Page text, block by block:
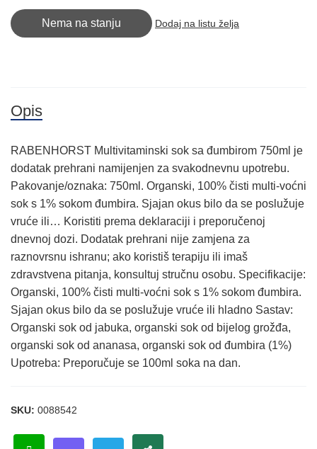
Nema na stanju Dodaj na listu želja
Opis
RABENHORST Multivitaminski sok sa đumbirom 750ml je
dodatak prehrani namijenjen za svakodnevnu upotrebu.
Pakovanje/oznaka: 750ml. Organski, 100% čisti multi-voćni
sok s 1% sokom đumbira. Sjajan okus bilo da se poslužuje
vruće ili… Koristiti prema deklaraciji i preporučenoj
dnevnoj dozi. Dodatak prehrani nije zamjena za
raznovrsnu ishranu; ako koristiš terapiju ili imaš
zdravstvena pitanja, konsultuj stručnu osobu. Specifikacije:
Organski, 100% čisti multi-voćni sok s 1% sokom đumbira.
Sjajan okus bilo da se poslužuje vruće ili hladno Sastav:
Organski sok od jabuka, organski sok od bijelog grožđa,
organski sok od ananasa, organski sok od đumbira (1%)
Upotreba: Preporučuje se 100ml soka na dan.
SKU: 0088542